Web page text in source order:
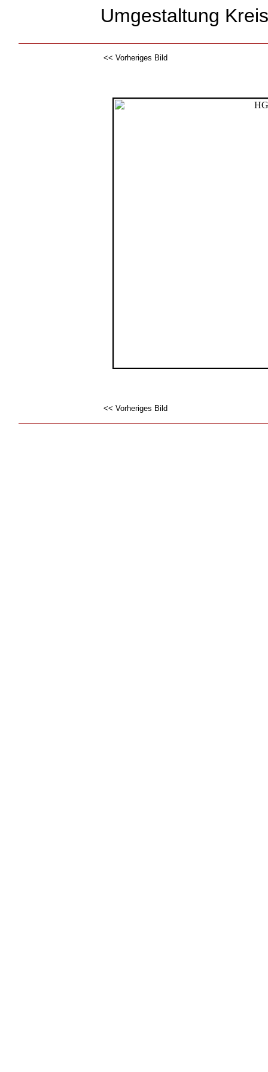
Umgestaltung
<< Vorheriges Bild
<< Vorheriges Bild